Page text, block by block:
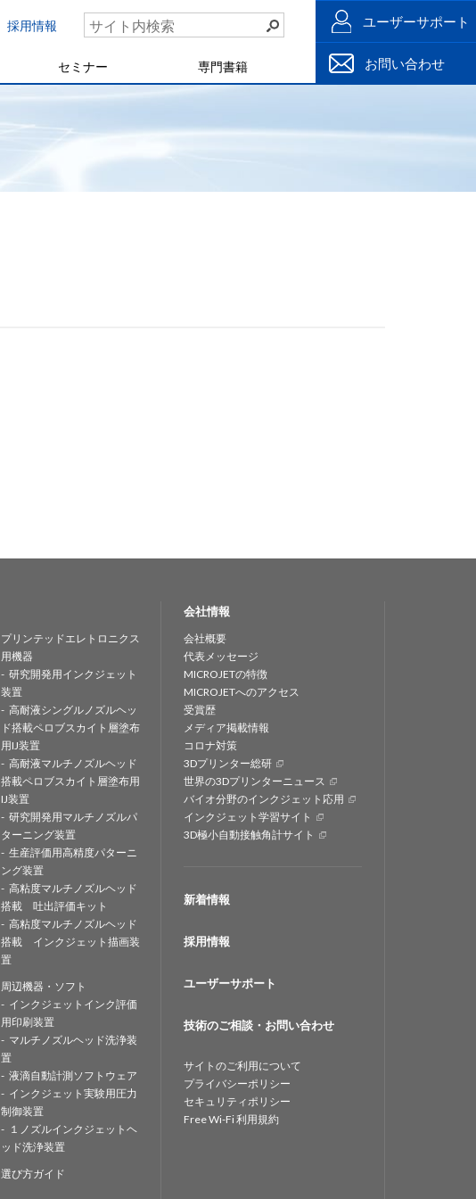
採用情報
セミナー 専門書籍
ユーザーサポート
お問い合わせ
プリンテッドエレトロニクス
用機器
研究開発用インクジェット
装置
高耐液シングルノズルヘッ
ド搭載ペロブスカイト層塗布
用IJ装置
高耐液マルチノズルヘッド
搭載ペロブスカイト層塗布用
IJ装置
研究開発用マルチノズルパ
ターニング装置
生産評価用高精度パターニ
ング装置
高粘度マルチノズルヘッド
搭載 吐出評価キット
高粘度マルチノズルヘッド
搭載 インクジェット描画装
置
周辺機器・ソフト
インクジェットインク評価
用印刷装置
マルチノズルヘッド洗浄装
置
液滴自動計測ソフトウェア
インクジェット実験用圧力
制御装置
１ノズルインクジェットヘ
ッド洗浄装置
選び方ガイド
会社情報
会社概要
代表メッセージ
MICROJETの特徴
MICROJETへのアクセス
受賞歴
メディア掲載情報
コロナ対策
3Dプリンター総研
世界の3Dプリンターニュース
バイオ分野のインクジェット応用
インクジェット学習サイト
3D極小自動接触角計サイト
新着情報
採用情報
ユーザーサポート
技術のご相談・お問い合わせ
サイトのご利用について
プライバシーポリシー
セキュリティポリシー
Free Wi-Fi 利用規約